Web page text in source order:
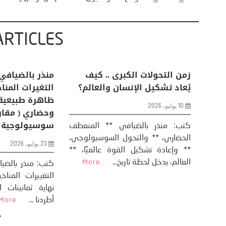
زمن التحولات
يُعاد تشكيل
10 يوليو، 2026
كتب: منذر
** وإعادة
العالم، يدخل
تحليل اخباري/ أمريكا وايران:
عودة الحرب .. و “هرمز” مربط
الفرس
8 يوليو، 2026
تحليل – منذر بالضيافي عاد الرئيس
الأمريكي دونالد ترامب إلى قصف
ايران، وذلك ردا على ما اعتبره الرئيس